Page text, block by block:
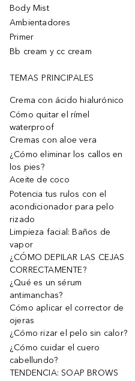
Body Mist
Ambientadores
Primer
Bb cream y cc cream
TEMAS PRINCIPALES
Crema con ácido hialurónico
Cómo quitar el rímel
waterproof
Cremas con aloe vera
¿Cómo eliminar los callos en
los pies?
Aceite de coco
Potencia tus rulos con el
acondicionador para pelo
rizado
Limpieza facial: Baños de
vapor
¿CÓMO DEPILAR LAS CEJAS
CORRECTAMENTE?
¿Qué es un sérum
antimanchas?
Cómo aplicar el corrector de
ojeras
¿Cómo rizar el pelo sin calor?
¿Cómo cuidar el cuero
cabellundo?
TENDENCIA: SOAP BROWS